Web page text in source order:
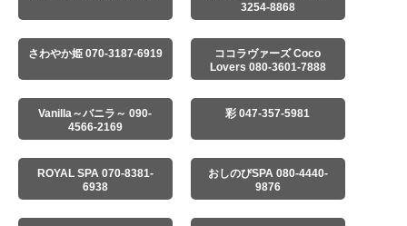
3254-8868
さわやか姫 070-3187-6919
ココラヴァーズ Coco
Lovers 080-3601-7888
Vanilla～バニラ～ 090-
4566-2169
彩 047-357-5981
ROYAL SPA 070-8381-
6938
おしのびSPA 080-4440-
9876